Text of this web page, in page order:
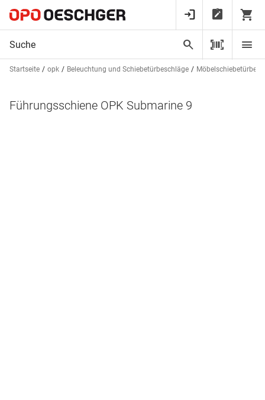
Startseite opk Beleuchtung und Schiebetürbeschläge
Führungsschiene OPK Submarine 9